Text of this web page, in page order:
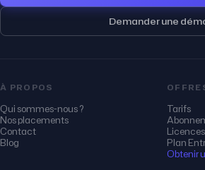
Demander une
À PROPOS
Qui sommes-nous ?
Nos placements
Contact
Blog
Tarifs
Plan
Obtenir